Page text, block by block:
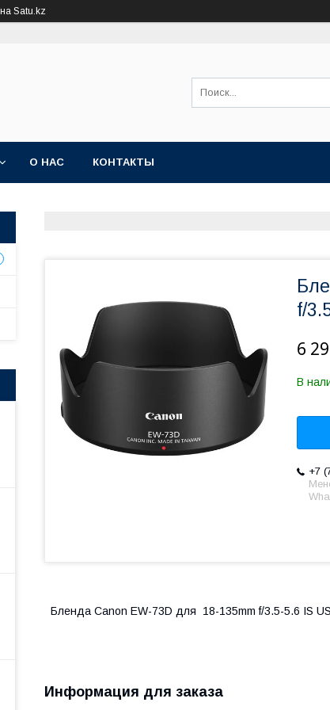
на Satu.kz
О НАС КОНТАКТЫ
f/
6
В
+7
Бленда Canon EW-73D для 18-135mm f/3.5-5.6 IS
Информация для заказа